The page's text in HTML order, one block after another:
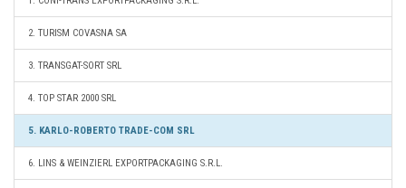
2. TURISM COVASNA SA
3. TRANSGAT-SORT SRL
4. TOP STAR 2000 SRL
5. KARLO-ROBERTO TRADE-COM SRL
6. LINS & WEINZIERL EXPORTPACKAGING S.R.L.